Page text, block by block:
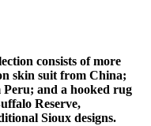
consists of more
skin suit from China;
Peru; and a hooked rug
Reserve,
Sioux designs.